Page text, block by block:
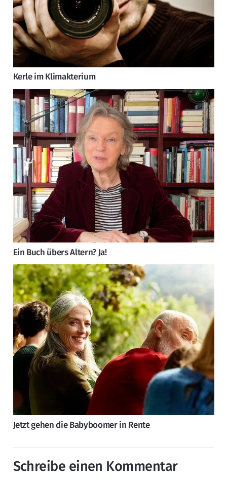
Kerle im Klimakterium
Ein Buch übers Altern? Ja!
Jetzt gehen die Babyboomer in Rente
Schreibe einen Kommentar